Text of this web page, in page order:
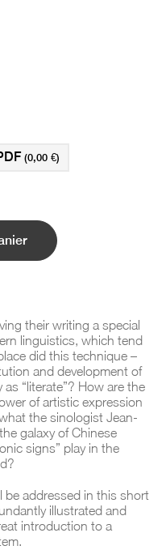
(0,00 €)
their writing a special
linguistics, which tend
did this technique –
and development of
“literate”? How are the
of artistic expression
the sinologist Jean-
galaxy of Chinese
signs” play in the
be addressed in this short
illustrated and
introduction to a